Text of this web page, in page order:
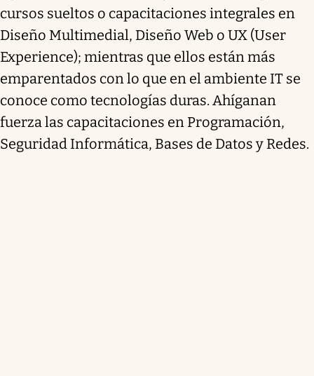
cursos sueltos o capacitaciones integrales en
Diseño Multimedial, Diseño Web o UX (User
Experience); mientras que ellos están más
emparentados con lo que en el ambiente IT se
conoce como tecnologías duras. Ahíganan
fuerza las capacitaciones en Programación,
Seguridad Informática, Bases de Datos y Redes.